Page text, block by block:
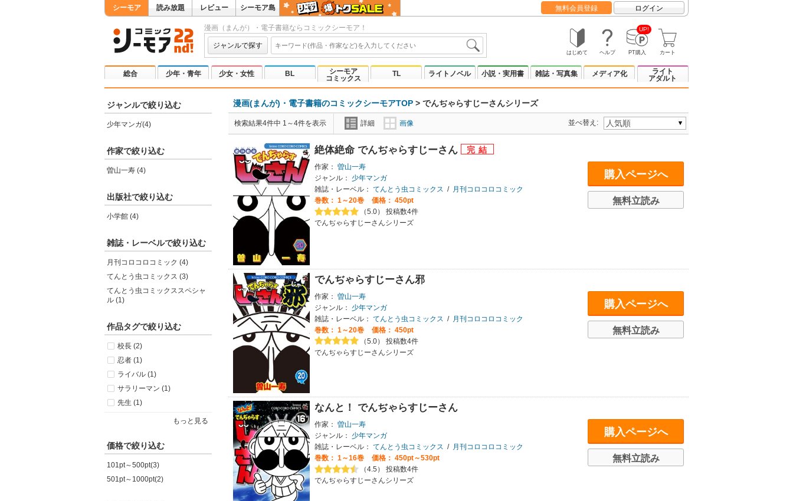
シーモア 読み放題 レビュー シーモア島 無料会員登録 ログイン
漫画（まんが）・電子書籍ならコミックシーモア！
ジャンルで探す
はじめて ヘルプ
UP!
PT購入 カート
総合 少年・青年 少女・女性 BL
シーモア
コミックス
TL ライトノベル 小説・実用書 雑誌・写真集 メディア化
ライト
アダルト
ジャンルで絞り込む
少年マンガ(4)
作家で絞り込む
曽山一寿 (4)
出版社で絞り込む
小学館 (4)
雑誌・レーベルで絞り込む
月刊コロコロコミック (4)
てんとう虫コミックス (3)
てんとう虫コミックススペシャ
ル (1)
作品タグで絞り込む
校長 (2)
忍者 (1)
ライバル (1)
サラリーマン (1)
先生 (1)
もっと見る
価格で絞り込む
101pt～500pt(3)
501pt～1000pt(2)
漫画(まんが)・電子書籍のコミックシーモアTOP > でんぢゃらすじーさんシリーズ
検索結果4件中 1～4件を表示 詳細 画像 並べ替え:
絶体絶命 でんぢゃらすじーさん
作家： 曽山一寿
ジャンル：
少年マンガ
雑誌・レーベル： てんとう虫コミックス /
月刊コロコロコミック
巻数： 1～20巻
価格： 450pt
（5.0） 投稿数4件
でんぢゃらすじーさんシリーズ
購入ページへ
無料立読み
でんぢゃらすじーさん邪
作家： 曽山一寿
ジャンル：
少年マンガ
雑誌・レーベル： てんとう虫コミックス /
月刊コロコロコミック
巻数： 1～20巻
価格： 450pt
（5.0） 投稿数4件
でんぢゃらすじーさんシリーズ
購入ページへ
無料立読み
なんと！ でんぢゃらすじーさん
作家： 曽山一寿
ジャンル：
少年マンガ
雑誌・レーベル： てんとう虫コミックス /
月刊コロコロコミック
巻数： 1～16巻
価格： 450pt～530pt
（4.5） 投稿数4件
でんぢゃらすじーさんシリーズ
購入ページへ
無料立読み